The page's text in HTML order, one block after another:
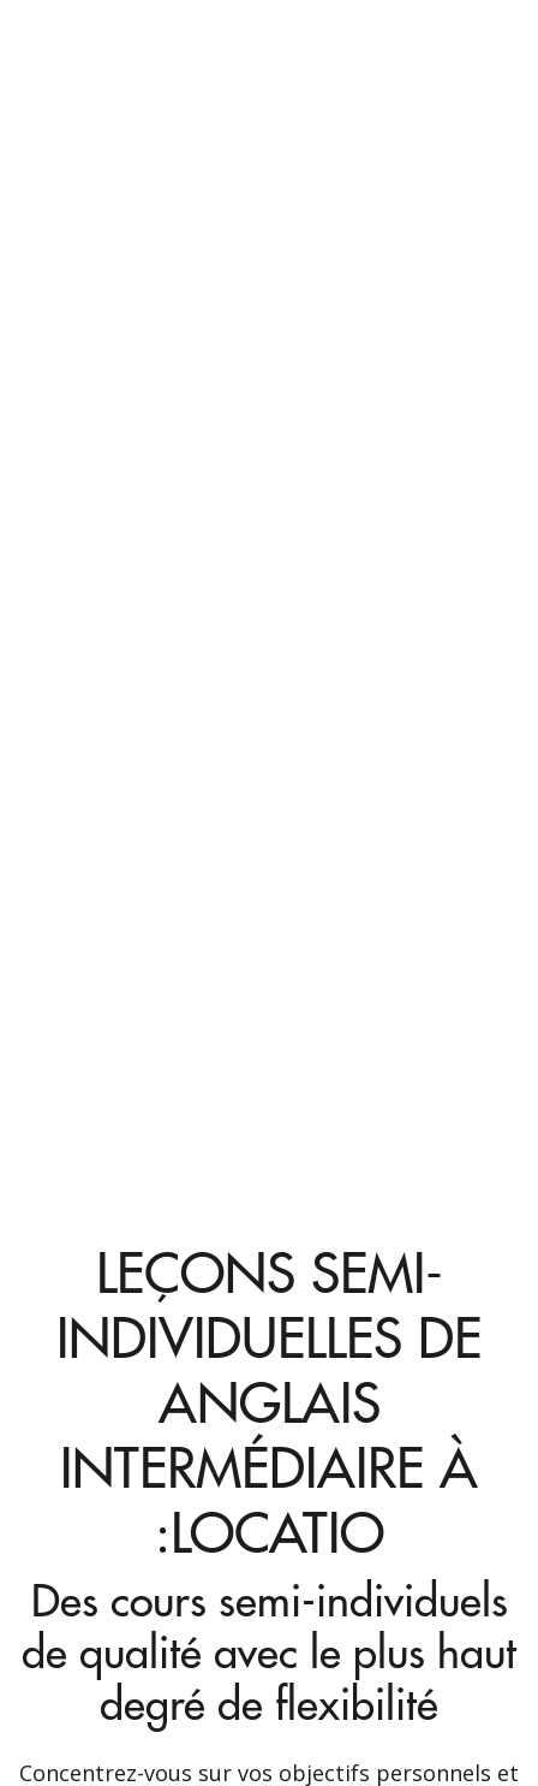
LEÇONS SEMI-
INDIVIDUELLES DE
ANGLAIS
INTERMÉDIAIRE À
:LOCATIO
Des cours semi-individuels
de qualité avec le plus haut
degré de flexibilité
Concentrez-vous sur vos objectifs personnels et